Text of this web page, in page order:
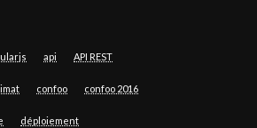
api API REST
confoo confoo 2016
déploiement